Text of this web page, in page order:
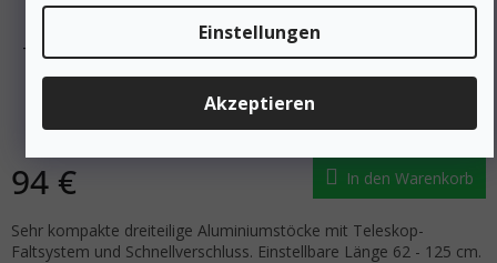
Einstellungen
Akzeptieren
TSL Trekkingstöcke TOUR ALU COMPACT 3 CROSS ST
SWING
Auf Lager
94 € In den Warenkorb
Sehr kompakte dreiteilige Aluminiumstöcke mit Teleskop-
Faltsystem und Schnellverschluss. Einstellbare Länge 62 - 125 cm.